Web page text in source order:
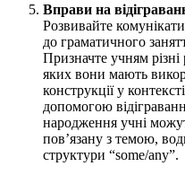
Вправи на
Розвивайте
до граматичного
Призначте учням різні
яких вони мають
конструкції у
допомогою
народження учні
пов’язану з темою,
структури “some/any”.